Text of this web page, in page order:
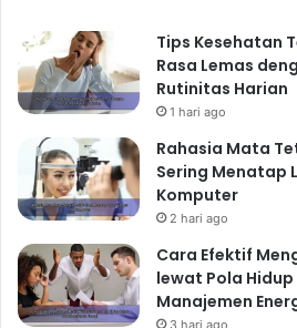
admin 3 minggu ago 12